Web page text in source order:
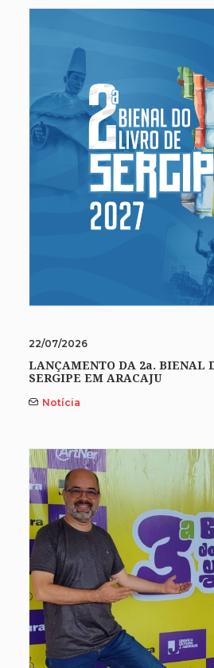
22/07/2026
LANÇAMENTO DA 2a. BIENAL
SERGIPE EM ARACAJU
Notícia